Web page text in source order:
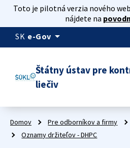
Toto je pilotná verzia nového
nájdete na
SK e-Gov arrow_drop_down
Štátny ústav pre
liečiv
Domov Pre odborníkov a firmy
Oznamy držiteľov - DHPC